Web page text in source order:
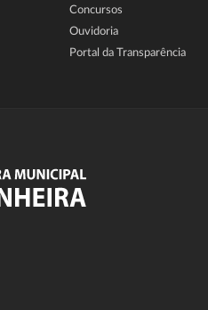
Concursos
Ouvidoria
Portal da Transparência